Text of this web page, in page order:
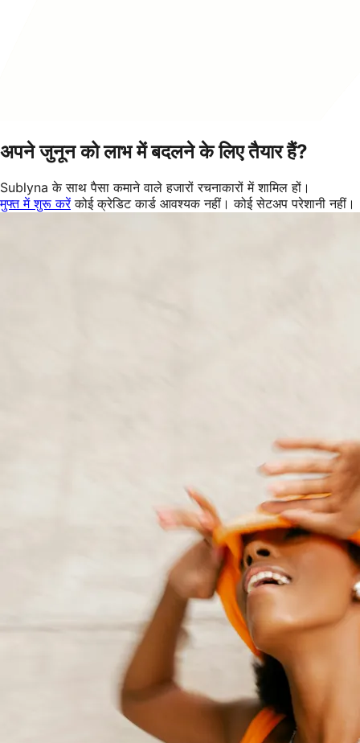
अपने जुनून को लाभ में बदलने के लिए तैयार हैं?
Sublyna के साथ पैसा कमाने वाले हजारों रचनाकारों में शामिल हों।
मुफ्त में शुरू करें कोई क्रेडिट कार्ड आवश्यक नहीं। कोई सेटअप परेशानी नहीं।